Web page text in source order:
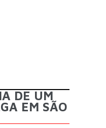
DE UM
EM SÃO